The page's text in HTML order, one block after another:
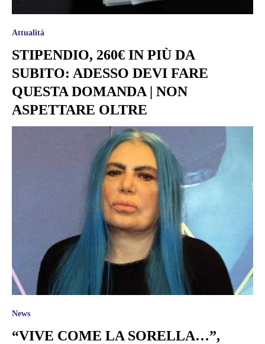
Attualità
STIPENDIO, 260€ IN PIÙ DA
SUBITO: ADESSO DEVI FARE
QUESTA DOMANDA | NON
ASPETTARE OLTRE
News
“VIVE COME LA SORELLA…”,